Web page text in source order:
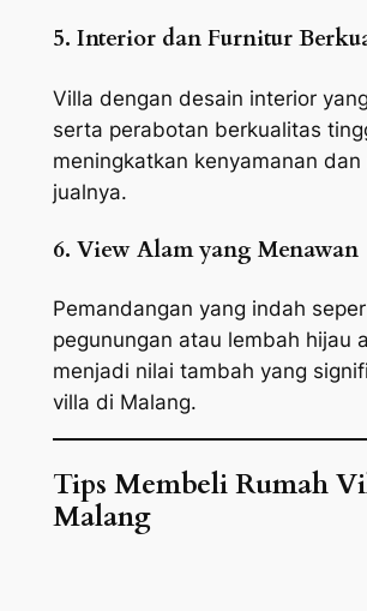
5. Interior dan Furnitur
Villa dengan desain interior
serta perabotan berkualitas
meningkatkan kenyamanan dan
jualnya.
6. View Alam yang Menawan
Pemandangan yang indah
pegunungan atau lembah hijau
menjadi nilai tambah yang
villa di Malang.
Tips Membeli Rumah
Malang